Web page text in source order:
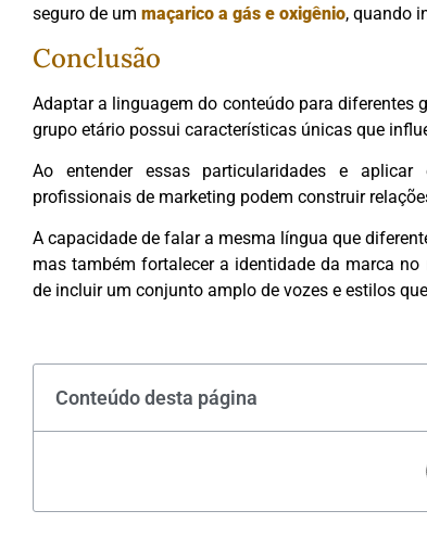
seguro de um maçarico a gás e oxigênio, quando
Conclusão
Adaptar a linguagem do conteúdo para diferentes
grupo etário possui características únicas que
Ao entender essas particularidades e
profissionais de marketing podem construir
A capacidade de falar a mesma língua que
mas também fortalecer a identidade da marca
de incluir um conjunto amplo de vozes e estilos
Conteúdo desta página